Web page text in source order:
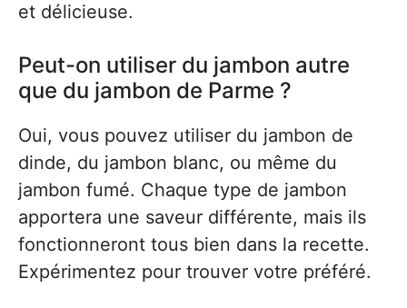
et délicieuse.
Peut-on utiliser du jambon autre
que du jambon de Parme ?
Oui, vous pouvez utiliser du jambon de
dinde, du jambon blanc, ou même du
jambon fumé. Chaque type de jambon
apportera une saveur différente, mais ils
fonctionneront tous bien dans la recette.
Expérimentez pour trouver votre préféré.